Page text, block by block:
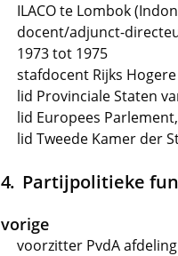
ILACO te Lombok
docent/adjunct-
1973 tot 1975
stafdocent Rijks
lid Provinciale Staten
lid Europees
lid Tweede Kamer der
Partijpolitieke
vorige
voorzitter PvdA